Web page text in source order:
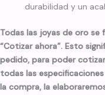
durabilidad y un
Todas las joyas de oro
“Cotizar ahora”. Esto
pedido, para poder
todas las
la compra, la